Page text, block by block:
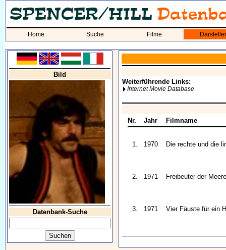
Home Suche Filme Darsteller
Bild
Datenbank-Suche
Weiterführende Links:
Internet Movie Database
Nr. Jahr Filmname
1. 1970 Die rechte und die
2. 1971 Freibeuter der Meere
3. 1971 Vier Fäuste für ein